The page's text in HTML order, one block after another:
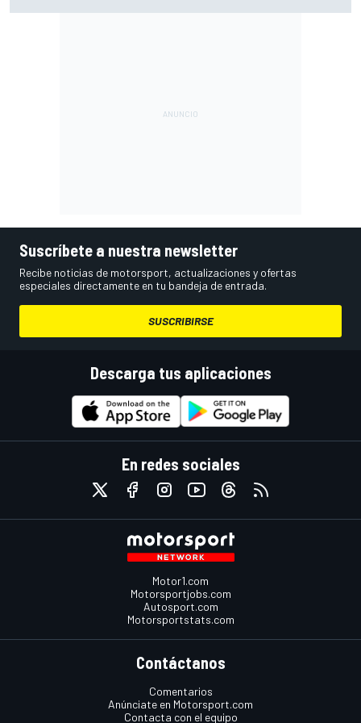
Suscríbete a nuestra newsletter
Recibe noticias de motorsport, actualizaciones y ofertas
especiales directamente en tu bandeja de entrada.
SUSCRIBIRSE
Descarga tus aplicaciones
En redes sociales
Motor1.com
Motorsportjobs.com
Autosport.com
Motorsportstats.com
Contáctanos
Comentarios
Anúnciate en Motorsport.com
Contacta con el equipo